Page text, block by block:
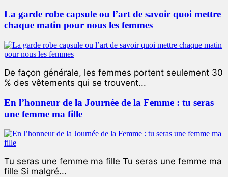
La garde robe capsule ou l’art de savoir quoi mettre
chaque matin pour nous les femmes
De façon générale, les femmes portent seulement 30
% des vêtements qui se trouvent...
En l’honneur de la Journée de la Femme : tu seras
une femme ma fille
Tu seras une femme ma fille Tu seras une femme ma
fille Si malgré...